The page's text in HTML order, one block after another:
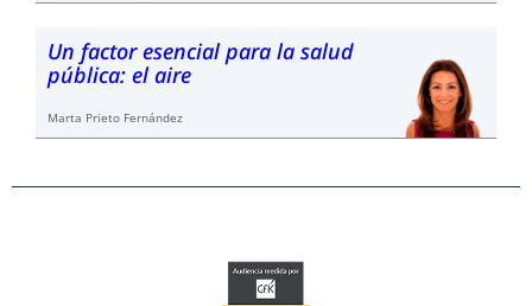
Un factor esencial para la salud
pública: el aire
Marta Prieto Fernández